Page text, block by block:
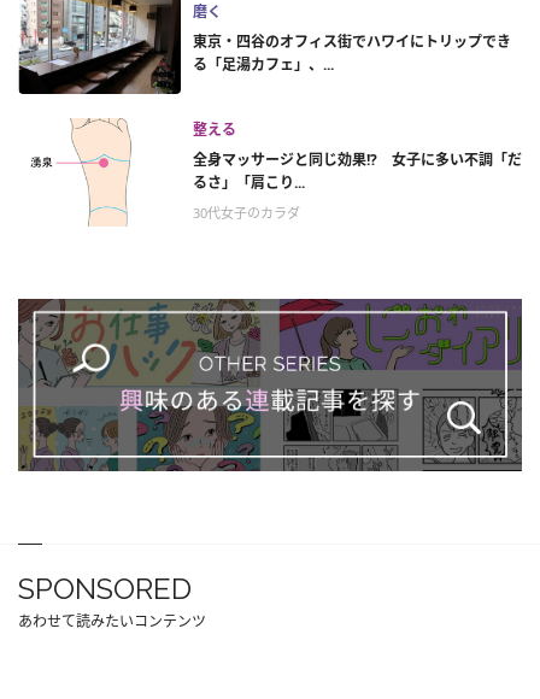
磨く
東京・四谷のオフィス街でハワイにトリップでき
る「足湯カフェ」、...
整える
全身マッサージと同じ効果!? 女子に多い不調「だ
るさ」「肩こり...
30代女子のカラダ
SPONSORED
あわせて読みたいコンテンツ